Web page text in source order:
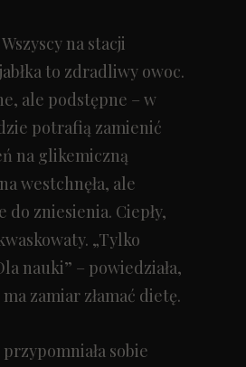
na stacji
to zdradliwy owoc.
ale podstępne – w
potrafią zamienić
na glikemiczną
westchnęła, ale
do zniesienia. Ciepły,
„Tylko
nauki” – powiedziała,
zamiar złamać dietę.
przypomniała sobie